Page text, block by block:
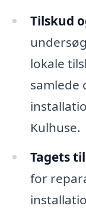
Tilskud
lokale
samlede
Kulhuse.
Tagets
for